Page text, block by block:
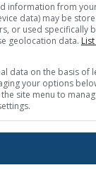
information from
data) may be
or used specifically
geolocation data.
data on the basis of
your options
site menu to